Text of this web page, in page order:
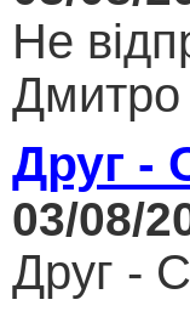
Не
Дмитро
Друг -
03/08/
Друг -